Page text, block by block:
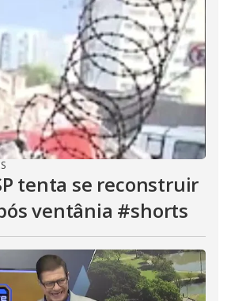
tenta se reconstruir
ventânia #shorts